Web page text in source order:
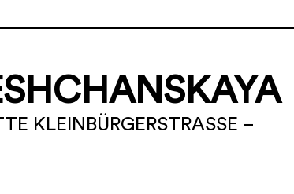
KLEINBÜRGERSTRASSE –